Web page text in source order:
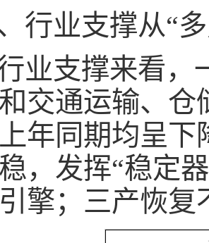
行业支撑从“
业支撑来看，
交通运输、仓
年同期均呈
，发挥“稳定
擎；三产恢